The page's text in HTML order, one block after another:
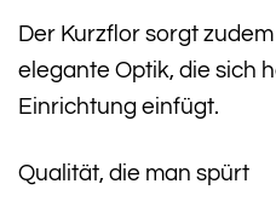
Der Kurzflor sorgt
elegante Optik, die sich
Einrichtung einfügt.
Qualität, die man spürt